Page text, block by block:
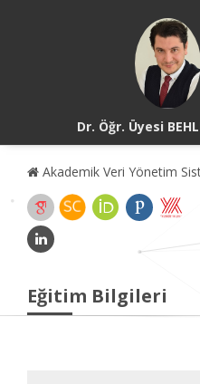
Dr. Öğr. Üyesi
Akademik Veri Yönetim
Eğitim Bilgileri